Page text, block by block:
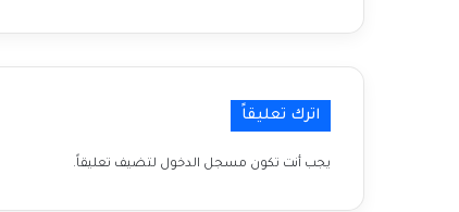
حماس تعلن قبولها قرار مجلس الأمن
لوقف الحرب في غزة
اترك تعليقاً
يجب أنت تكون مسجل الدخول لتضيف تعليقاً.